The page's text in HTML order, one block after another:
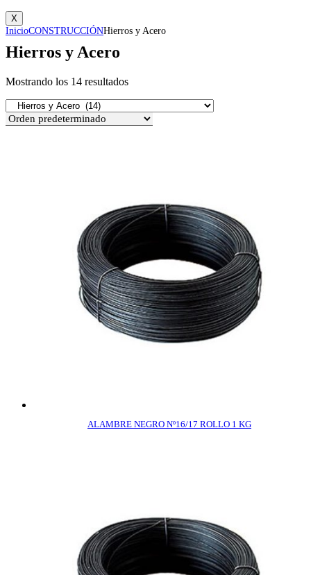
X
InicioCONSTRUCCIÓNHierros y Acero
Hierros y Acero
Mostrando los 14 resultados
ALAMBRE NEGRO Nº16/17 ROLLO 1 KG